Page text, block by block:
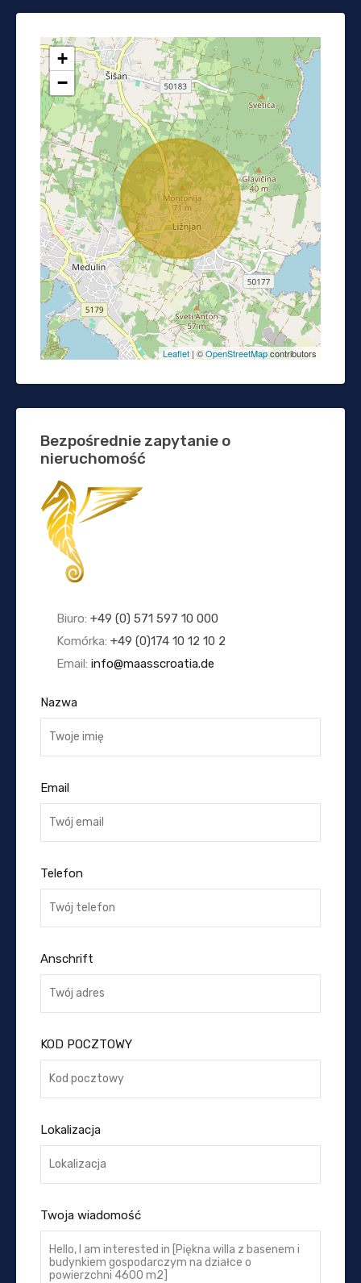
+
−
Leaflet| ©OpenStreetMapcontributors
Bezpośrednie zapytanie o
nieruchomość
Biuro: +49 (0) 571 597 10 000
Komórka: +49 (0)174 10 12 10 2
Email: info@maasscroatia.de
Nazwa
Email
Telefon
Anschrift
KOD POCZTOWY
Lokalizacja
Twoja wiadomość